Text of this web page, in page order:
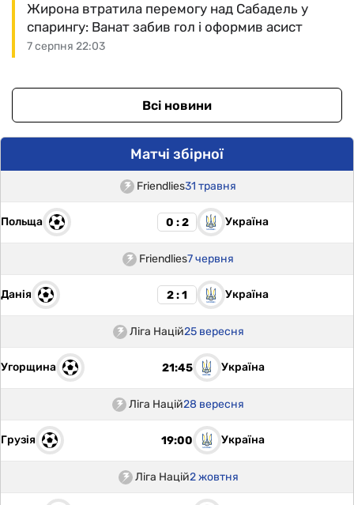
7 серпня 22:03
Жирона втратила перемогу над Сабадель у
спарингу: Ванат забив гол і оформив асист
Всі новини
Матчі збірної
Friendlies31 травня
Польща 0 : 2 Україна
Friendlies7 червня
Данія 2 : 1 Україна
Ліга Націй25 вересня
Угорщина 21:45 Україна
Ліга Націй28 вересня
Грузія 19:00 Україна
Ліга Націй2 жовтня